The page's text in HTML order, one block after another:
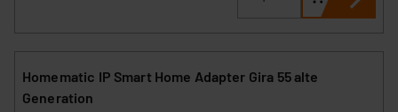
Homematic IP Smart Home Adapter Gira 55 alte
Generation